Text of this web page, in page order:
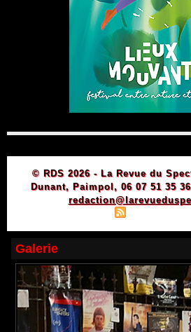
© RDS 2026 - La Revue du
Dunant, Paimpol, 06 07 51 35
Galerie